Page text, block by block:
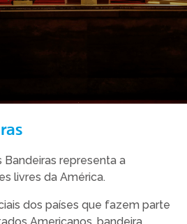
Bandeiras representa a
livres da América.
dos países que fazem parte